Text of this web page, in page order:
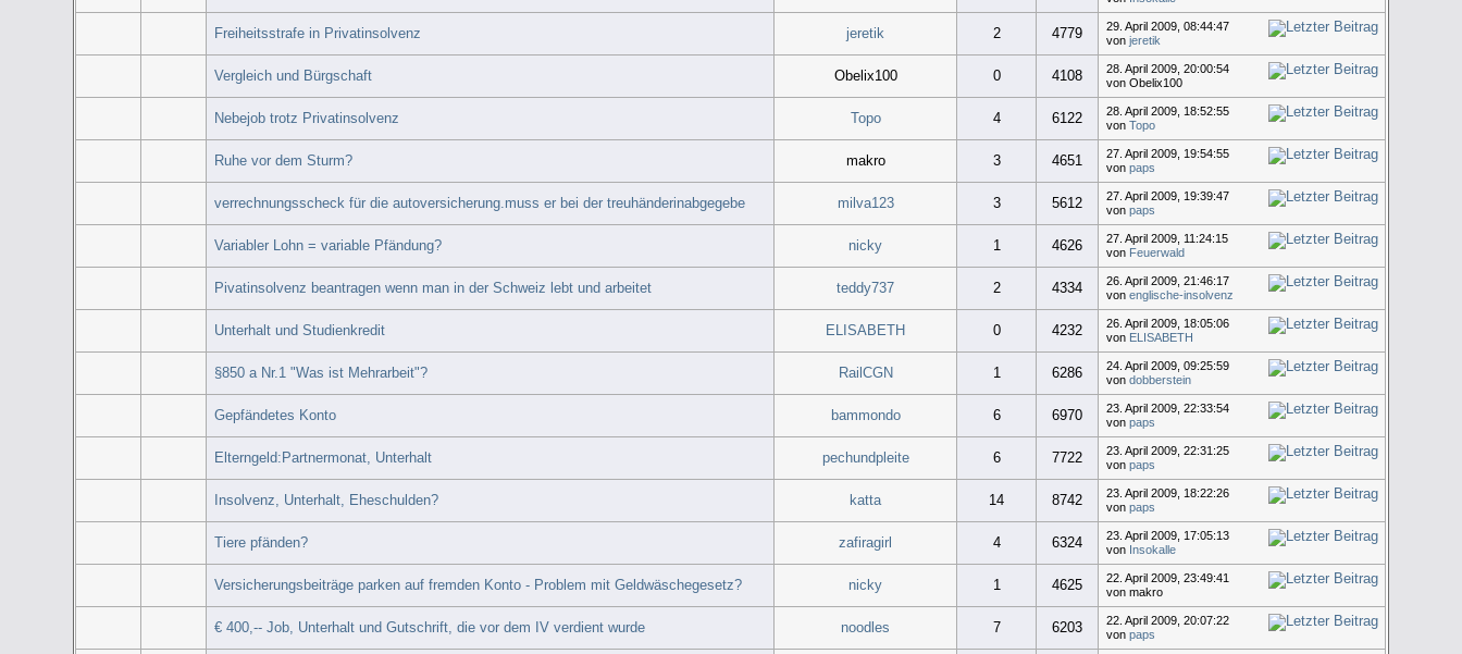
Freiheitsstrafe in Privatinsolvenz jeretik 2 4779
29. April 2009, 08:44:47
von jeretik
Vergleich und Bürgschaft Obelix100 0 4108
28. April 2009, 20:00:54
von Obelix100
Nebejob trotz Privatinsolvenz Topo 4 6122
28. April 2009, 18:52:55
von Topo
Ruhe vor dem Sturm? makro 3 4651
27. April 2009, 19:54:55
von paps
verrechnungsscheck für die autoversicherung.muss er bei der treuhänderinabgegebe milva123 3 5612
27. April 2009, 19:39:47
von paps
Variabler Lohn = variable Pfändung? nicky 1 4626
27. April 2009, 11:24:15
von Feuerwald
Pivatinsolvenz beantragen wenn man in der Schweiz lebt und arbeitet teddy737 2 4334
26. April 2009, 21:46:17
von englische-insolvenz
Unterhalt und Studienkredit ELISABETH 0 4232
26. April 2009, 18:05:06
von ELISABETH
§850 a Nr.1 "Was ist Mehrarbeit"? RailCGN 1 6286
24. April 2009, 09:25:59
von dobberstein
Gepfändetes Konto bammondo 6 6970
23. April 2009, 22:33:54
von paps
Elterngeld:Partnermonat, Unterhalt pechundpleite 6 7722
23. April 2009, 22:31:25
von paps
Insolvenz, Unterhalt, Eheschulden? katta 14 8742
23. April 2009, 18:22:26
von paps
Tiere pfänden? zafiragirl 4 6324
23. April 2009, 17:05:13
von Insokalle
Versicherungsbeiträge parken auf fremden Konto - Problem mit Geldwäschegesetz? nicky 1 4625
22. April 2009, 23:49:41
von makro
€ 400,-- Job, Unterhalt und Gutschrift, die vor dem IV verdient wurde noodles 7 6203
22. April 2009, 20:07:22
von paps